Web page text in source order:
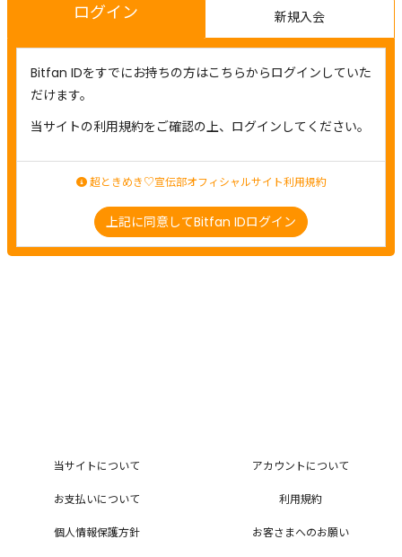
ログイン 新規入会
Bitfan IDをすでにお持ちの方はこちらからログインしていた
だけます。
当サイトの利用規約をご確認の上、ログインしてください。
超ときめき♡宣伝部オフィシャルサイト利用規約
上記に同意してBitfan IDログイン
当サイトについて アカウントについて
お支払いについて 利用規約
個人情報保護方針 お客さまへのお願い